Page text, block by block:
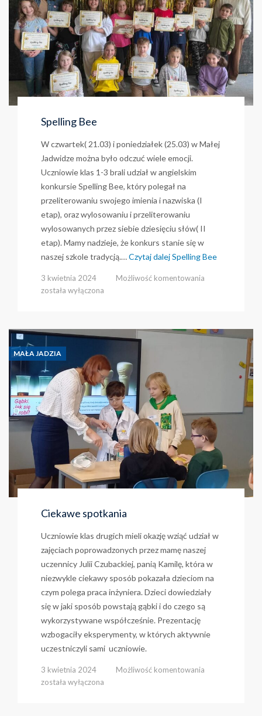
Spelling Bee
W czwartek( 21.03) i poniedziałek (25.03) w Małej
Jadwidze można było odczuć wiele emocji.
Uczniowie klas 1-3 brali udział w angielskim
konkursie Spelling Bee, który polegał na
przeliterowaniu swojego imienia i nazwiska (I
etap), oraz wylosowaniu i przeliterowaniu
wylosowanych przez siebie dziesięciu słów( II
etap). Mamy nadzieje, że konkurs stanie się w
naszej szkole tradycją.…Czytaj dalejSpelling Bee
3 kwietnia 2024 Możliwość komentowania
została wyłączona
MAŁA JADZIA
Ciekawe spotkania
Uczniowie klas drugich mieli okazję wziąć udział w
zajęciach poprowadzonych przez mamę naszej
uczennicy Julii Czubackiej, panią Kamilę, która w
niezwykle ciekawy sposób pokazała dzieciom na
czym polega praca inżyniera. Dzieci dowiedziały
się w jaki sposób powstają gąbki i do czego są
wykorzystywane współcześnie. Prezentację
wzbogaciły eksperymenty, w których aktywnie
uczestniczyli sami uczniowie.
3 kwietnia 2024 Możliwość komentowania
została wyłączona